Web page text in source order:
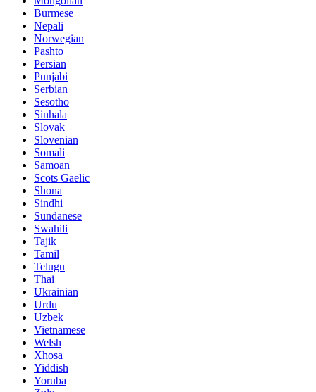
Burmese
Nepali
Norwegian
Pashto
Persian
Punjabi
Serbian
Sesotho
Sinhala
Slovak
Slovenian
Somali
Samoan
Scots Gaelic
Shona
Sindhi
Sundanese
Swahili
Tajik
Tamil
Telugu
Thai
Ukrainian
Urdu
Uzbek
Vietnamese
Welsh
Xhosa
Yiddish
Yoruba